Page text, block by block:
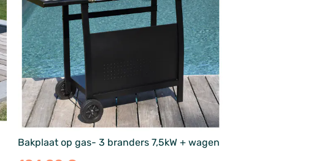
Bakplaat op gas- 3 branders 7,5kW + wagen